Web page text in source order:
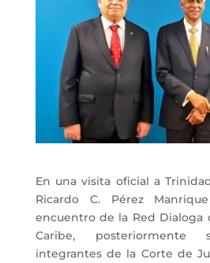
En una visita oficial a
Ricardo C. Pérez
encuentro de la Red Dialoga
Caribe,
integrantes de la Corte de